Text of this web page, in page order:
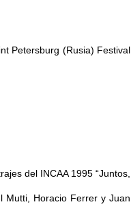
Petersburg (Rusia) Festival
del INCAA 1995 “Juntos,
Mutti, Horacio Ferrer y Juan